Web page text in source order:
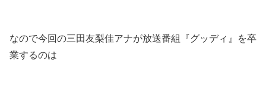
なので今回の三田友梨佳アナが放送番組『グッディ』を卒
業するのは